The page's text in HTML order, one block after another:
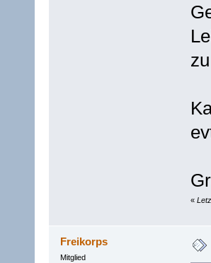
«
Freikorps
Mitglied